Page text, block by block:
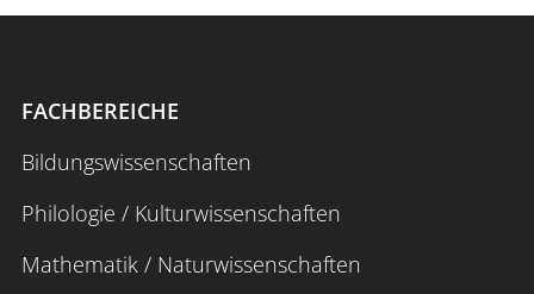
FACHBEREICHE
Bildungswissenschaften
Philologie / Kulturwissenschaften
Mathematik / Naturwissenschaften